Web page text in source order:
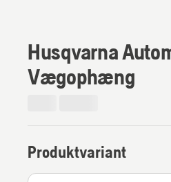
Husqvarna
Vægophæng
Produktvariant